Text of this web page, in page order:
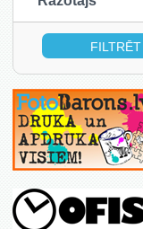
ARGO S.A